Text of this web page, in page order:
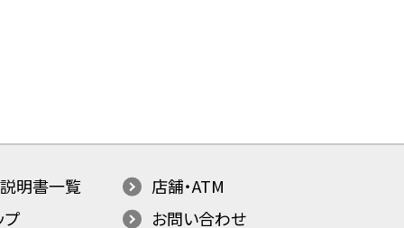
明書一覧
店舗・ATM
プ
お問い合わせ